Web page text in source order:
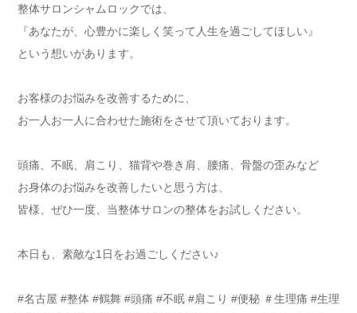
整体サロンシャムロックでは、
『あなたが、心豊かに楽しく笑って人生を過ごしてほしい』
という想いがあります。
お客様のお悩みを改善するために、
お一人お一人に合わせた施術をさせて頂いております。
頭痛、不眠、肩こり、猫背や巻き肩、腰痛、骨盤の歪みなど
お身体のお悩みを改善したいと思う方は、
皆様、ぜひ一度、当整体サロンの整体をお試しください。
本日も、素敵な1日をお過ごしください♪
#名古屋 #整体 #鶴舞 #頭痛 #不眠 #肩こり #便秘 ＃生理痛 #生理